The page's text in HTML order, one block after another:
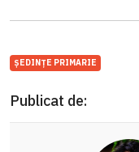
ȘEDINȚE PRIMARIE
Publicat de: